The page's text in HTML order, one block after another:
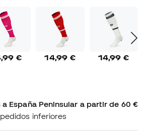
€ 14,99 € 14,99 €
a España Peninsular a partir de 60 €
inferiores